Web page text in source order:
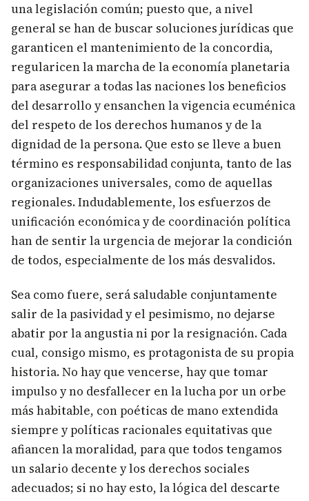
una legislación común; puesto que, a nivel
general se han de buscar soluciones jurídicas que
garanticen el mantenimiento de la concordia,
regularicen la marcha de la economía planetaria
para asegurar a todas las naciones los beneficios
del desarrollo y ensanchen la vigencia ecuménica
del respeto de los derechos humanos y de la
dignidad de la persona. Que esto se lleve a buen
término es responsabilidad conjunta, tanto de las
organizaciones universales, como de aquellas
regionales. Indudablemente, los esfuerzos de
unificación económica y de coordinación política
han de sentir la urgencia de mejorar la condición
de todos, especialmente de los más desvalidos.
Sea como fuere, será saludable conjuntamente
salir de la pasividad y el pesimismo, no dejarse
abatir por la angustia ni por la resignación. Cada
cual, consigo mismo, es protagonista de su propia
historia. No hay que vencerse, hay que tomar
impulso y no desfallecer en la lucha por un orbe
más habitable, con poéticas de mano extendida
siempre y políticas racionales equitativas que
afiancen la moralidad, para que todos tengamos
un salario decente y los derechos sociales
adecuados; si no hay esto, la lógica del descarte